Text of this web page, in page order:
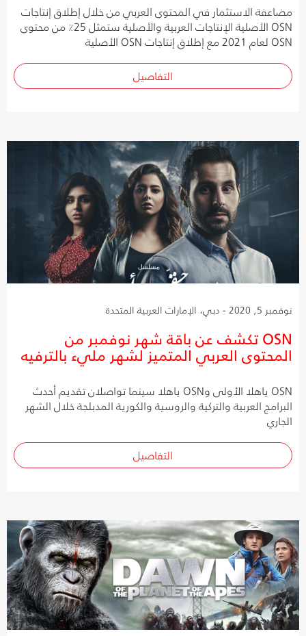
مضاعفة الاستثمار في المحتوى العربي من خلال إطلاق إنتاجات
OSN الأصلية الإنتاجات العربية والأصلية ستمثل 25٪ من محتوى
OSN لعام 2021 مع إطلاق إنتاجات OSN الأصلية
التفاصيل
نوفمبر 5, 2020 - دبي، الإمارات العربية المتحدة
OSN تكشف عن باقة شهر نوفمبر من
المحتوى العربي المتميز لشهر مليء بالترفيه
OSN ياهلا الأولى وOSN ياهلا سينما تواصلان تقديم أحدث
البرامج العربية والتركية والروسية والكورية المدبلجة خلال الشهر
الجاري
التفاصيل